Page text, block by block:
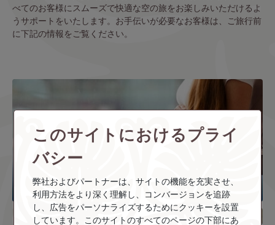
べてのお客様にスムーズで快適な空の旅をお楽しみいただけるよ
うサポートをいたします。お手伝いが必要なお客様は、ご旅行前
に下記の情報をご覧ください。
妊娠されているお客様
Image Image
このサイトにおけるプライ
バシー
弊社およびパートナーは、サイトの機能を充実させ、
利用方法をより深く理解し、コンバージョンを追跡
し、広告をパーソナライズするためにクッキーを設置
しています。このサイトのすべてのページの下部にあ